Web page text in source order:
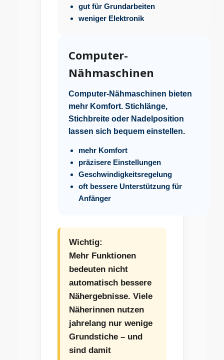
gut für Grundarbeiten
weniger Elektronik
Computer-
Nähmaschinen
Computer-Nähmaschinen bieten
mehr Komfort. Stichlänge,
Stichbreite oder Nadelposition
lassen sich bequem einstellen.
mehr Komfort
präzisere Einstellungen
Geschwindigkeitsregelung
oft bessere Unterstützung für
Anfänger
Wichtig:
Mehr Funktionen
bedeuten nicht
automatisch bessere
Nähergebnisse. Viele
Näherinnen nutzen
jahrelang nur wenige
Grundstiche – und
sind damit